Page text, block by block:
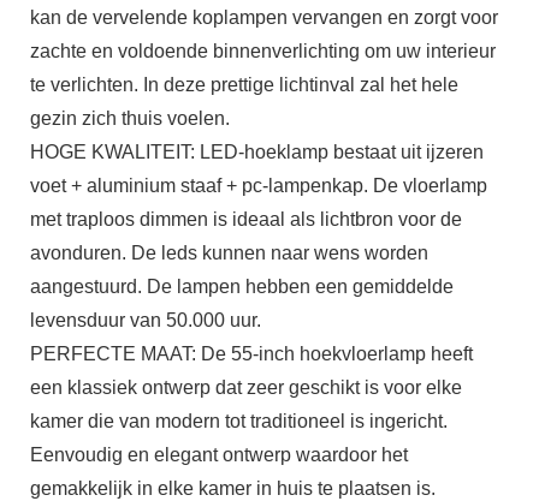
kan de vervelende koplampen vervangen en zorgt voor
zachte en voldoende binnenverlichting om uw interieur
te verlichten. In deze prettige lichtinval zal het hele
gezin zich thuis voelen.
HOGE KWALITEIT: LED-hoeklamp bestaat uit ijzeren
voet + aluminium staaf + pc-lampenkap. De vloerlamp
met traploos dimmen is ideaal als lichtbron voor de
avonduren. De leds kunnen naar wens worden
aangestuurd. De lampen hebben een gemiddelde
levensduur van 50.000 uur.
PERFECTE MAAT: De 55-inch hoekvloerlamp heeft
een klassiek ontwerp dat zeer geschikt is voor elke
kamer die van modern tot traditioneel is ingericht.
Eenvoudig en elegant ontwerp waardoor het
gemakkelijk in elke kamer in huis te plaatsen is.